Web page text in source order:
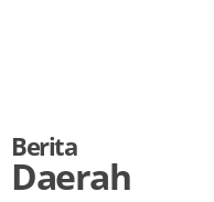
Berita
Daerah